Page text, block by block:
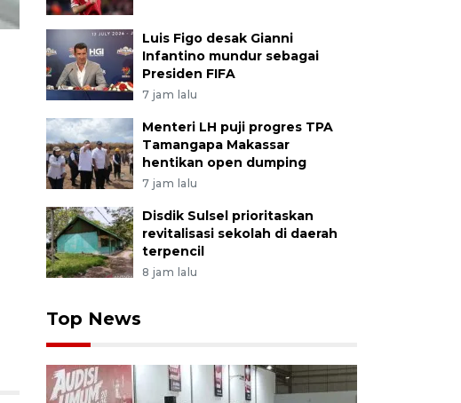
Luis Figo desak Gianni
Infantino mundur sebagai
Presiden FIFA
7 jam lalu
Menteri LH puji progres TPA
Tamangapa Makassar
hentikan open dumping
7 jam lalu
Disdik Sulsel prioritaskan
revitalisasi sekolah di daerah
terpencil
8 jam lalu
Top News